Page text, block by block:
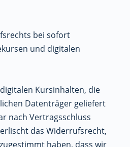
bei sofort
und digitalen
Kursinhalten, die
Datenträger geliefert
nach Vertragsschluss
das Widerrufsrecht,
haben, dass wir